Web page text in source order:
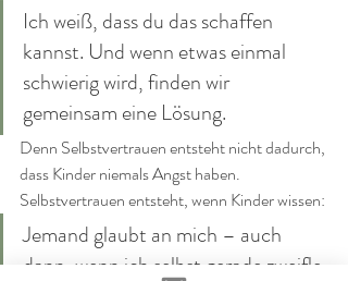
Ich weiß, dass du das schaffen
kannst. Und wenn etwas einmal
schwierig wird, finden wir
gemeinsam eine Lösung.
Denn Selbstvertrauen entsteht nicht dadurch,
dass Kinder niemals Angst haben.
Selbstvertrauen entsteht, wenn Kinder wissen:
Jemand glaubt an mich – auch
dann, wenn ich selbst gerade zweifle.